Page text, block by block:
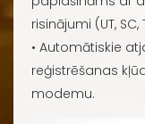
risinājumi (UT, SC,
• Automātiskie
reģistrēšanas
modemu.